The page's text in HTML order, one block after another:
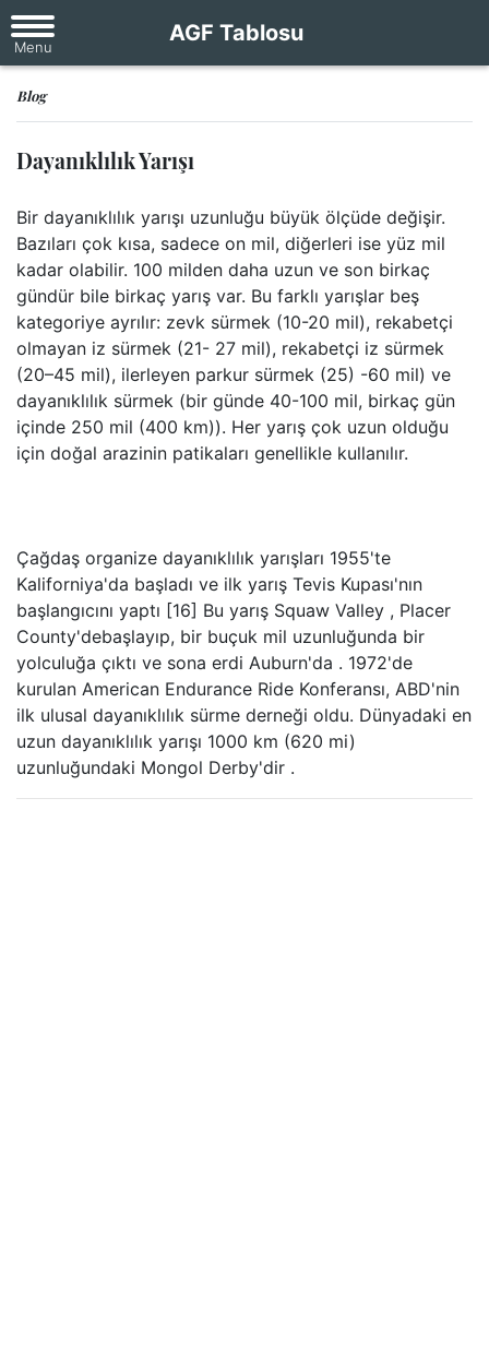
AGF Tablosu
Blog
Dayanıklılık Yarışı
Bir dayanıklılık yarışı uzunluğu büyük ölçüde değişir.
Bazıları çok kısa, sadece on mil, diğerleri ise yüz mil
kadar olabilir. 100 milden daha uzun ve son birkaç
gündür bile birkaç yarış var. Bu farklı yarışlar beş
kategoriye ayrılır: zevk sürmek (10-20 mil), rekabetçi
olmayan iz sürmek (21- 27 mil), rekabetçi iz sürmek
(20–45 mil), ilerleyen parkur sürmek (25) -60 mil) ve
dayanıklılık sürmek (bir günde 40-100 mil, birkaç gün
içinde 250 mil (400 km)). Her yarış çok uzun olduğu
için doğal arazinin patikaları genellikle kullanılır.
Çağdaş organize dayanıklılık yarışları 1955'te
Kaliforniya'da başladı ve ilk yarış Tevis Kupası'nın
başlangıcını yaptı [16] Bu yarış Squaw Valley , Placer
County'debaşlayıp, bir buçuk mil uzunluğunda bir
yolculuğa çıktı ve sona erdi Auburn'da . 1972'de
kurulan American Endurance Ride Konferansı, ABD'nin
ilk ulusal dayanıklılık sürme derneği oldu. Dünyadaki en
uzun dayanıklılık yarışı 1000 km (620 mi)
uzunluğundaki Mongol Derby'dir .